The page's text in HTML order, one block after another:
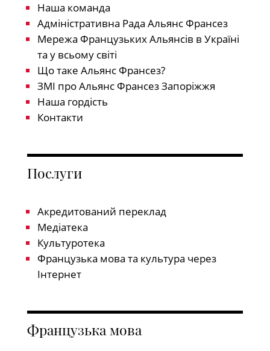
Наша команда
Адміністративна Рада Альянс Франсез
Мережа Французьких Альянсів в Україні
та у всьому світі
Що таке Альянс Франсез?
ЗМІ про Альянс Франсез Запоріжжя
Наша гордість
Контакти
Послуги
Акредитований переклад
Медіатека
Культуротека
Французька мова та культура через
Інтернет
Французька мова